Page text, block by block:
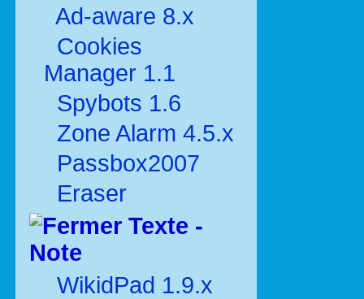
Ad-aware 8.x
Cookies
Manager 1.1
Spybots 1.6
Zone Alarm 4.5.x
Passbox2007
Eraser
Texte -
Note
WikidPad 1.9.x